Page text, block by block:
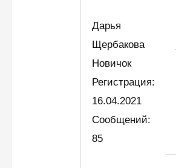
Дарья
Щербакова
Новичок
Регистрация:
16.04.2021
Сообщений:
85